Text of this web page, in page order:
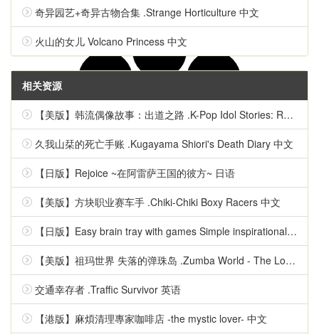
奇异园艺+奇异古物合集 .Strange Horticulture 中文
火山的女儿 Volcano Princess 中文
相关资源
【美版】韩流偶像故事：出道之路 .K-Pop Idol Stories: Road to Debut 英语
久我山栞的死亡手账 .Kugayama Shiori's Death Diary 中文
【日版】Rejoice ~在阿雷萨王国的彼方~ 日语
【美版】方块职业赛车手 .Chiki-Chiki Boxy Racers 中文
【日版】Easy brain tray with games Simple inspirational quizzes 日语
【美版】祖玛世界 失落的弹珠岛 .Zumba World - The Lost Marble Island 中文
交通幸存者 .Traffic Survivor 英语
【港版】麻煩清理專家咖啡店 -the mystic lover- 中文